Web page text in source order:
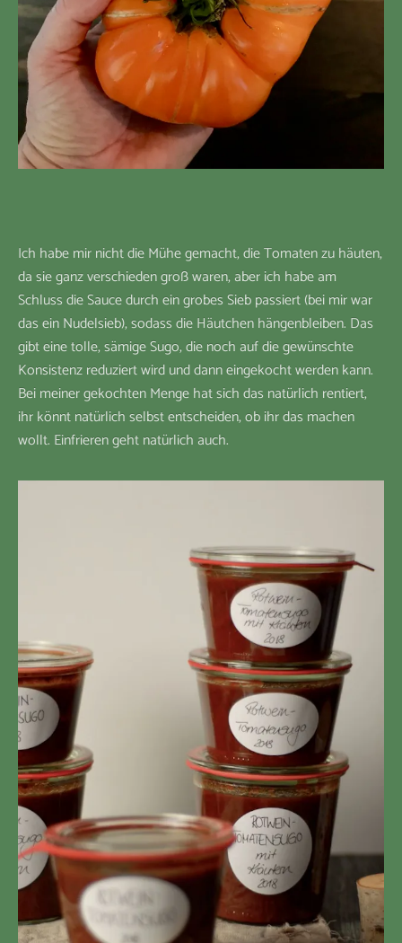
Ich habe mir nicht die Mühe gemacht, die Tomaten zu häuten,
da sie ganz verschieden groß waren, aber ich habe am
Schluss die Sauce durch ein grobes Sieb passiert (bei mir war
das ein Nudelsieb), sodass die Häutchen hängenbleiben. Das
gibt eine tolle, sämige Sugo, die noch auf die gewünschte
Konsistenz reduziert wird und dann eingekocht werden kann.
Bei meiner gekochten Menge hat sich das natürlich rentiert,
ihr könnt natürlich selbst entscheiden, ob ihr das machen
wollt. Einfrieren geht natürlich auch.